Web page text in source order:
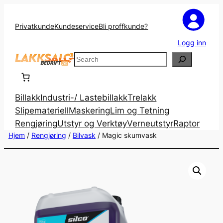
PrivatkundeKundeserviceBli proffkunde?
Logg inn
Search
BillakkIndustri-/ LastebillakkTrelakk
SlipemateriellMaskeringLim og Tetning
RengjøringUtstyr og VerktøyVerneutstyrRaptor
Hjem/ Rengjøring / Bilvask / Magic skumvask